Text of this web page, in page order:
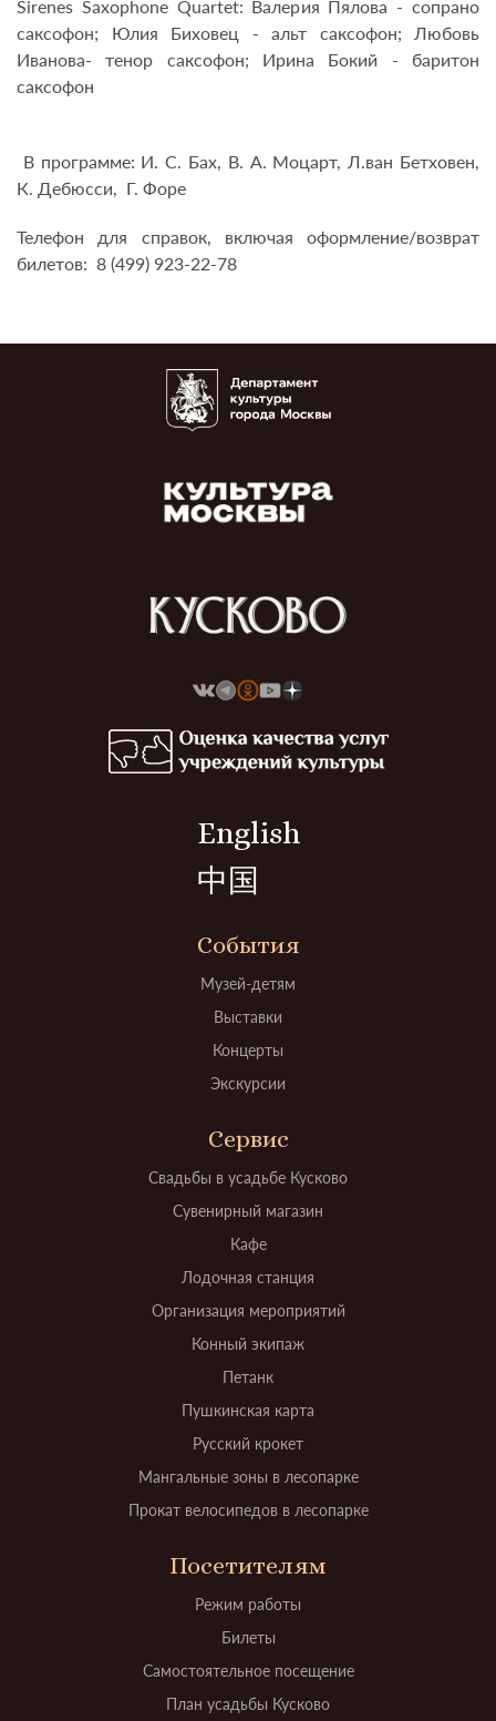
Sirenes Saxophone Quartet: Валерия Пялова - сопрано
саксофон; Юлия Биховец - альт саксофон; Любовь
Иванова- тенор саксофон; Ирина Бокий - баритон
саксофон
В программе: И. С. Бах, В. А. Моцарт, Л.ван Бетховен,
К. Дебюсси, Г. Форе
Телефон для справок, включая оформление/возврат
билетов: 8 (499) 923-22-78
English
中国
События
Музей-детям
Выставки
Концерты
Экскурсии
Сервис
Свадьбы в усадьбе Кусково
Сувенирный магазин
Кафе
Лодочная станция
Организация мероприятий
Конный экипаж
Петанк
Пушкинская карта
Русский крокет
Мангальные зоны в лесопарке
Прокат велосипедов в лесопарке
Посетителям
Режим работы
Билеты
Самостоятельное посещение
План усадьбы Кусково